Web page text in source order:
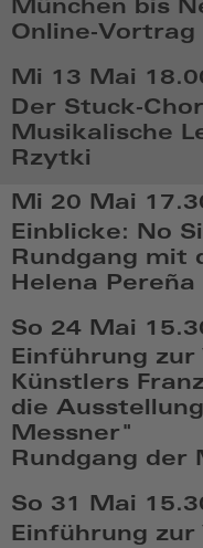
München bis
Online-Vortrag
Mai
12
2026,
19:05
Mi 13 Mai
Der Stuck-Chor
Musikalische
Rzytki
Mai
13
2026,
18:05
Mi 20 Mai
Einblicke: No
Rundgang mit
Helena Pereña
Mai
20
2026,
17:05
So 24 Mai
Einführung zur
Künstlers
die
Messner"
Rundgang der
Mai
24
So 31 Mai
Einführung zur